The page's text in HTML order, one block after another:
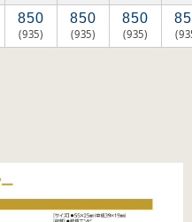
850
(935)
850
(935)
850
(935)